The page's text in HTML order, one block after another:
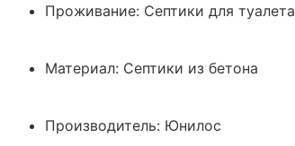
Проживание: Септики для туалета
Материал: Септики из бетона
Производитель: Юнилос